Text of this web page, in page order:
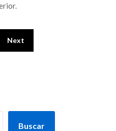
Next
Buscar